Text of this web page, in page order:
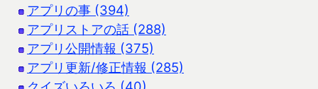
アプリの事 (394)
アプリストアの話 (288)
アプリ公開情報 (375)
アプリ更新/修正情報 (285)